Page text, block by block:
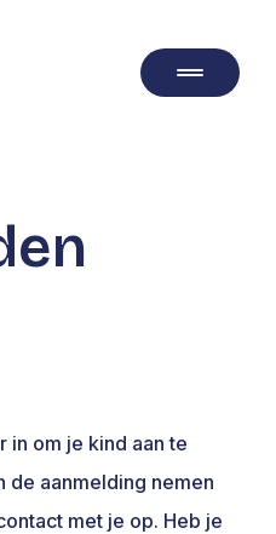
in om je kind aan te
de aanmelding nemen
met je op. Heb je